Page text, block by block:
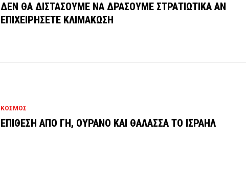
ΔΕΝ ΘΑ ΔΙΣΤΑΣΟΥΜΕ ΝΑ ΔΡΑΣΟΥΜΕ ΣΤΡΑΤΙΩΤΙΚΑ ΑΝ
ΕΠΙΧΕΙΡΗΣΕΤΕ ΚΛΙΜΑΚΩΣΗ
ΚΟΣΜΟΣ
ΕΠΙΘΕΣΗ ΑΠΟ ΓΗ, ΟΥΡΑΝΟ ΚΑΙ ΘΑΛΑΣΣΑ ΤΟ ΙΣΡΑΗΛ